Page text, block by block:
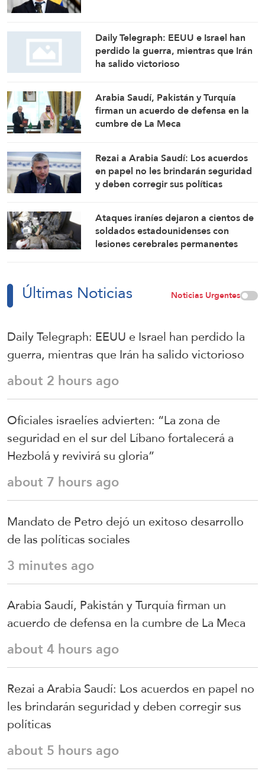
Daily Telegraph: EEUU e Israel han
perdido la guerra, mientras que Irán
ha salido victorioso
Arabia Saudí, Pakistán y Turquía
firman un acuerdo de defensa en la
cumbre de La Meca
Rezai a Arabia Saudí: Los acuerdos
en papel no les brindarán seguridad
y deben corregir sus políticas
Ataques iraníes dejaron a cientos de
soldados estadounidenses con
lesiones cerebrales permanentes
Últimas Noticias Noticias Urgentes
Daily Telegraph: EEUU e Israel han perdido la
guerra, mientras que Irán ha salido victorioso
about 2 hours ago
Oficiales israelíes advierten: “La zona de
seguridad en el sur del Líbano fortalecerá a
Hezbolá y revivirá su gloria”
about 7 hours ago
Mandato de Petro dejó un exitoso desarrollo
de las políticas sociales
3 minutes ago
Arabia Saudí, Pakistán y Turquía firman un
acuerdo de defensa en la cumbre de La Meca
about 4 hours ago
Rezai a Arabia Saudí: Los acuerdos en papel no
les brindarán seguridad y deben corregir sus
políticas
about 5 hours ago